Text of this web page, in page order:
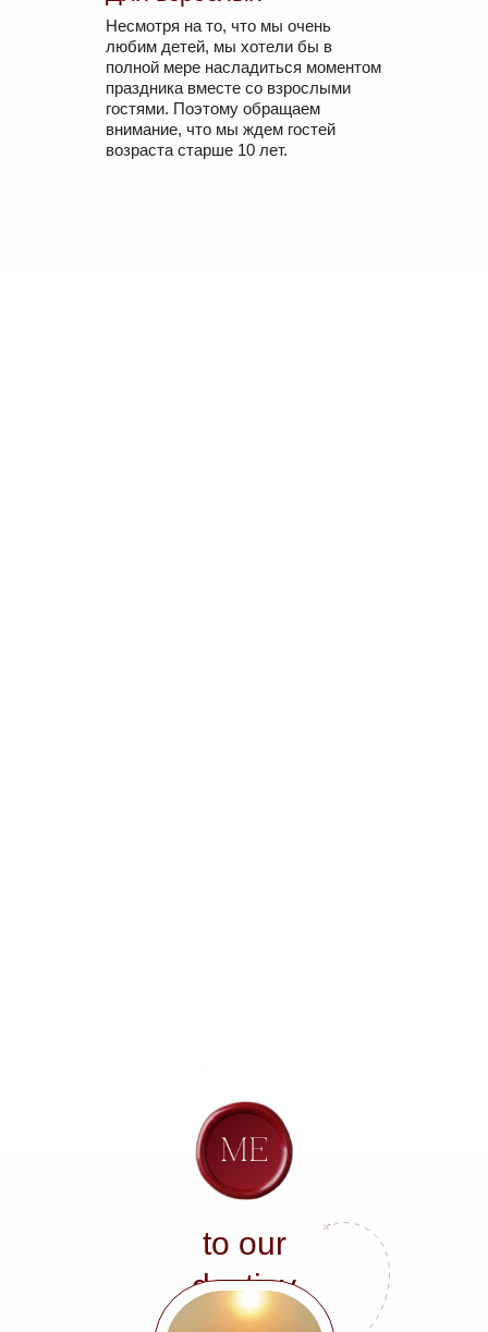
Несмотря на то, что мы очень
любим детей, мы хотели бы в
полной мере насладиться моментом
праздника вместе со взрослыми
гостями. Поэтому обращаем
внимание, что мы ждем гостей
возраста старше 10 лет.
to our
destiny